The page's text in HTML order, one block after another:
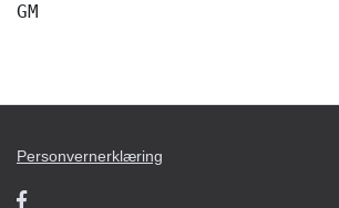
GM
Personvernerklæring